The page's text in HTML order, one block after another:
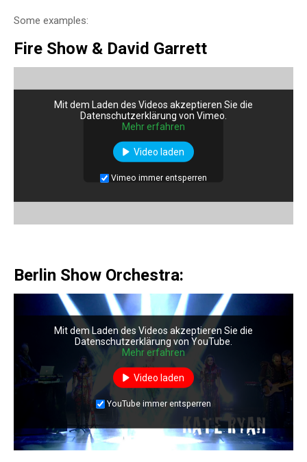
Some examples:
Fire Show & David Garrett
Mit dem Laden des Videos akzeptieren Sie die
Datenschutzerklärung von Vimeo.
Mehr erfahren
Video laden
Vimeo immer entsperren
Berlin Show Orchestra:
Mit dem Laden des Videos akzeptieren Sie die
Datenschutzerklärung von YouTube.
Mehr erfahren
Video laden
YouTube immer entsperren